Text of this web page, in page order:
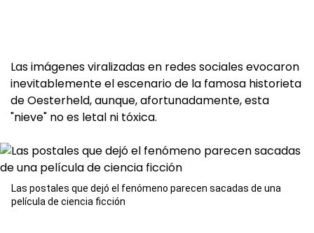
Las imágenes viralizadas en redes sociales evocaron
inevitablemente el escenario de la famosa historieta
de Oesterheld, aunque, afortunadamente, esta
"nieve" no es letal ni tóxica.
Las postales que dejó el fenómeno parecen sacadas de una
película de ciencia ficción